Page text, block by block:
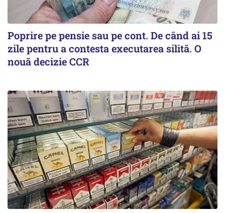
Poprire pe pensie sau pe cont. De când ai 15
zile pentru a contesta executarea silită. O
nouă decizie CCR